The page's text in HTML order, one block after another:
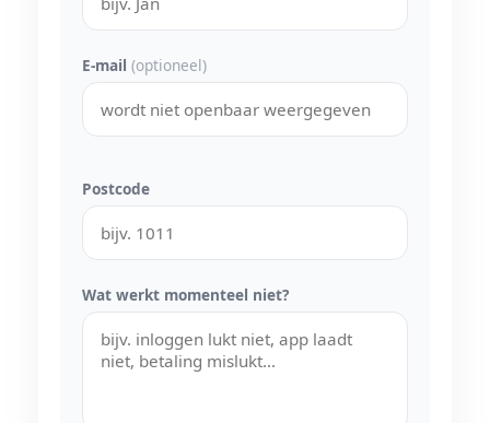
E-mail (optioneel)
Postcode
Wat werkt momenteel niet?